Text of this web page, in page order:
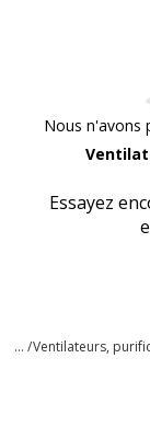
Nous n'avons
Essayez
... /Ventilateurs,